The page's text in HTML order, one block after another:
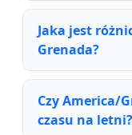
Jaka jest
Grenada?
Czy America/
czasu na letni?